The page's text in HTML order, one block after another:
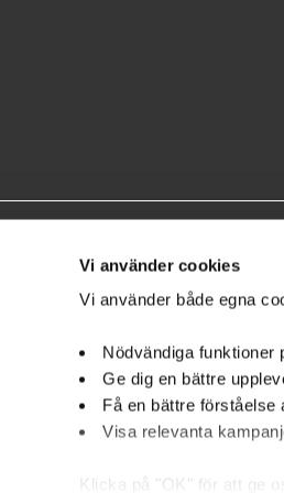
Vi använder cookies
Vi använder både egna
Nödvändiga funktioner
Ge dig en bättre
Få en bättre
Visa relevanta
Klicka på "OK" för att ge